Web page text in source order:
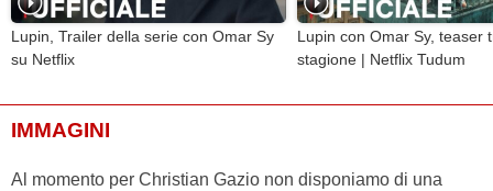
Lupin, Trailer della serie con Omar Sy
su Netflix
Lupin con Omar Sy, teaser
stagione | Netflix Tudum
IMMAGINI
Al momento per Christian Gazio non disponiamo di una